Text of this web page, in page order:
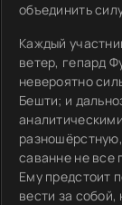
объединить
Каждый
ветер, гепард
невероятно
Бешти; и
саванне не все
Ему предстоит
вести за